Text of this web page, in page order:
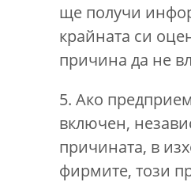
ще получи
крайната си
причина да не
5. Ако
включен,
причината, в
фирмите, този